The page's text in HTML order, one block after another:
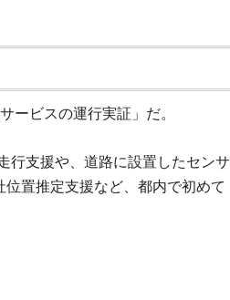
ービスの運行実証」だ。
行支援や、道路に設置したセンサ
置推定支援など、都内で初めて